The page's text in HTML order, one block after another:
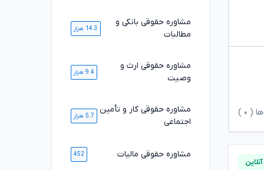
( ۰
مشاوره حقوقی بانکی و
مطالبات
14.3 هزار
مشاوره حقوقی ارث و
وصیت
9.4 هزار
مشاوره حقوقی کار و تأمین
اجتماعی
5.7 هزار
مشاوره حقوقی مالیات 452